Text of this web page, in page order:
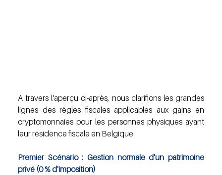
A travers l'aperçu ci-après, nous clarifions les grandes
lignes des règles fiscales applicables aux gains en
cryptomonnaies pour les personnes physiques ayant
leur résidence fiscale en Belgique.
Premier Scénario : Gestion normale d'un patrimoine
privé (0 % d'imposition)